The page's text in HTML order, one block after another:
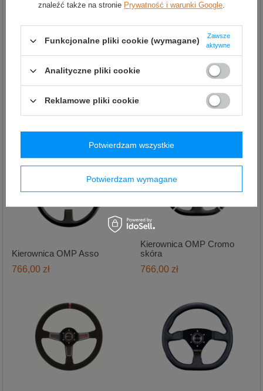
Piuma
1 420,00 zł
Kierownica OMP GP
740,00 zł
Kierownica OMP Asso
766,00 zł
Kierownica OMP Cromo
skóra
766,00 zł
znaleźć także na stronie Prywatność i warunki Google.
Funkcjonalne pliki cookie (wymagane)
Zawsze
aktywne
Analityczne pliki cookie
Reklamowe pliki cookie
Potwierdzam wymagane
Potwierdzam wszystkie